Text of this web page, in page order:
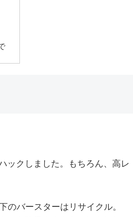
ックしました。もちろん、高レ
のバースターはリサイクル。